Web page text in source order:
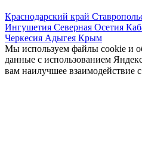
Краснодарский край
Ингушетия Северная Осетия
Черкесия Адыгея Крым
Мы используем файлы cookie и
данные с использованием
вам наилучшее взаимодействие